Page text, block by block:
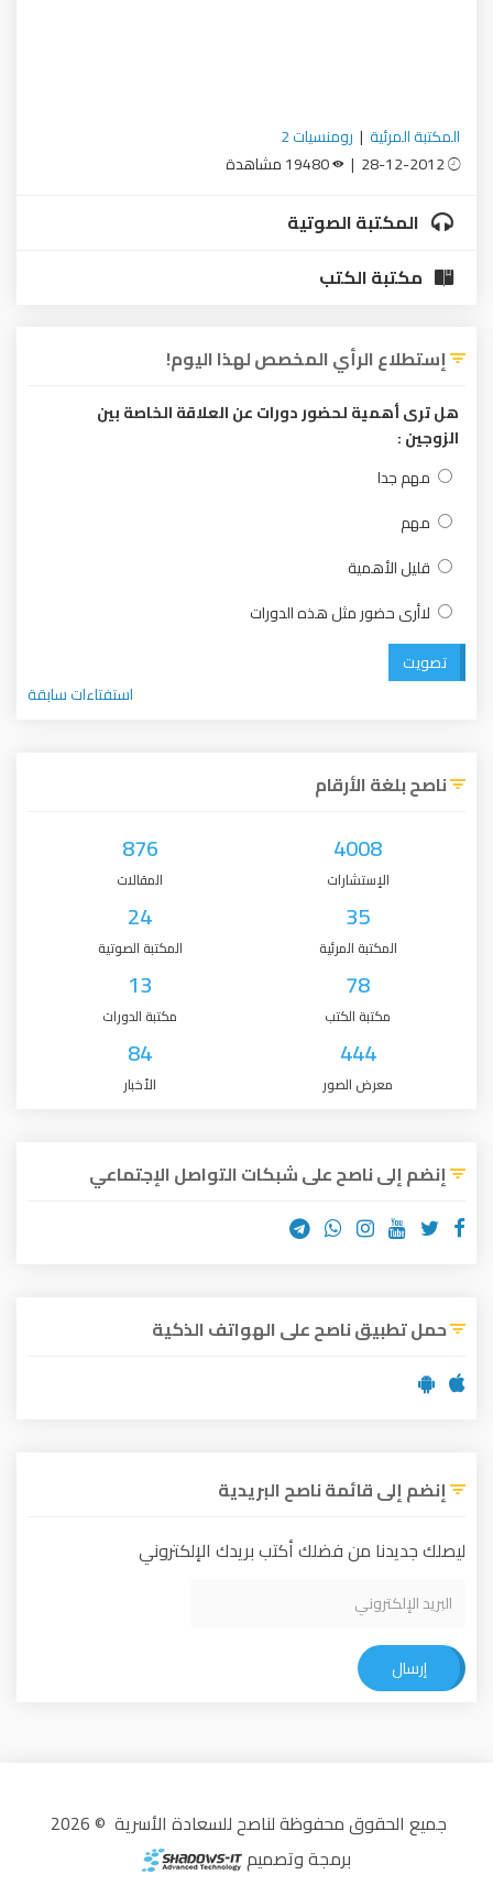
المكتبة المرئية | رومنسيات 2
المكتبة الصوتية
مكتبة الكتب
إستطلاع الرأي المخصص لهذا اليوم!
هل ترى أهمية لحضور دورات عن العلاقة الخاصة بين
الزوجين :
مهم جدا
مهم
قليل الأهمية
لاأرى حضور مثل هذه الدورات
تصويت
استفتاءات سابقة
ناصح بلغة الأرقام
4008
الإستشارات
876
المقالات
35
المكتبة المرئية
24
المكتبة الصوتية
78
مكتبة الكتب
13
مكتبة الدورات
444
معرض الصور
84
الأخبار
إنضم إلى ناصح على شبكات التواصل الإجتماعي
حمل تطبيق ناصح على الهواتف الذكية
إنضم إلى قائمة ناصح البريدية
ليصلك جديدنا من فضلك أكتب بريدك الإلكتروني
إرسال
برمجة وتصميم